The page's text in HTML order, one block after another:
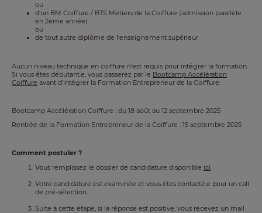
ou
d'un BM Coiffure / BTS Métiers de la Coiffure (admission parallèle
en 2ème année)
ou
de tout autre diplôme de l'enseignement supérieur
Aucun niveau technique en coiffure n'est requis pour intégrer la formation.
Si vous êtes débutant.e, vous passerez par le Bootcamp Accélération
Coiffure avant d'intégrer la Formation Entrepreneur de la Coiffure.
Bootcamp Accélération Coiffure : du 18 août au 12 septembre 2025
Rentrée de la Formation Entrepreneur de la Coiffure : 15 septembre 2025
Comment postuler ?
Vous remplissez le dossier de candidature disponible ici.
Votre candidature est examinée et vous êtes contacté.e pour un call
de pré-sélection.
Suite à cette étape, si la réponse est positive, vous recevez un mail